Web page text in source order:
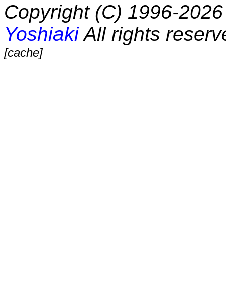
Copyright (C) 1996-
YoshiakiAll rights
[cache]